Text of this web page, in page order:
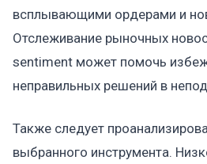
всплывающими ордерами и
Отслеживание рыночных
sentiment может помочь
неправильных решений в
Также следует
выбранного инструмента.